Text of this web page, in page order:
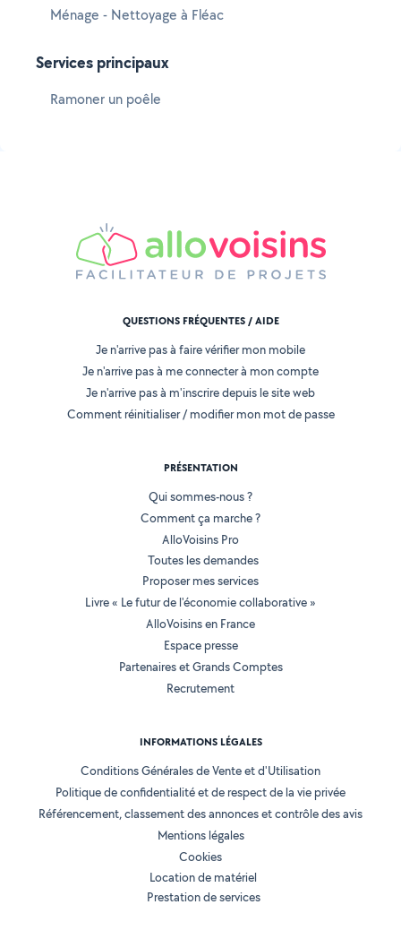
Ménage - Nettoyage à Fléac
Services principaux
Ramoner un poêle
QUESTIONS FRÉQUENTES / AIDE
Je n'arrive pas à faire vérifier mon mobile
Je n'arrive pas à me connecter à mon compte
Je n'arrive pas à m'inscrire depuis le site web
Comment réinitialiser / modifier mon mot de passe
PRÉSENTATION
Qui sommes-nous ?
Comment ça marche ?
AlloVoisins Pro
Toutes les demandes
Proposer mes services
Livre « Le futur de l'économie collaborative »
AlloVoisins en France
Espace presse
Partenaires et Grands Comptes
Recrutement
INFORMATIONS LÉGALES
Conditions Générales de Vente et d'Utilisation
Politique de confidentialité et de respect de la vie privée
Référencement, classement des annonces et contrôle des avis
Mentions légales
Cookies
Location de matériel
Prestation de services